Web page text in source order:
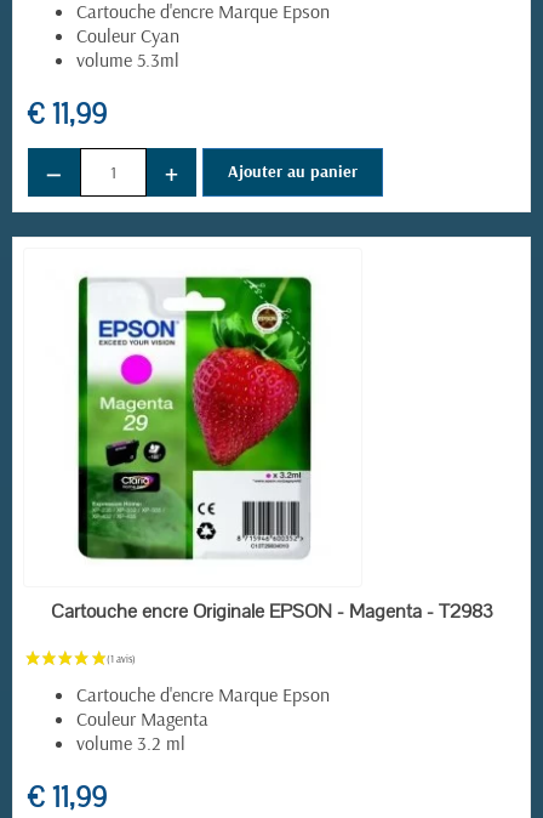
Cartouche d'encre Marque Epson
Couleur Cyan
volume 5.3ml
€ 11,99
− + Ajouter au panier
EN STOCK
Cartouche encre Originale EPSON - Magenta - T2983
Cartouche d'encre Marque Epson
Couleur Magenta
volume 3.2 ml
€ 11,99